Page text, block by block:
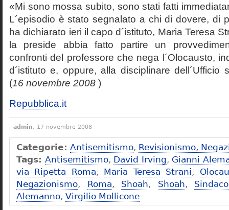
«Mi sono mossa subito, sono stati fatti
L´episodio è stato segnalato a chi di dovere, di
ha dichiarato ieri il capo d´istituto, Maria Teresa
la preside abbia fatto partire un
confronti del professore che nega l´Olocausto,
d´istituto e, oppure, alla disciplinare dell´Ufficio
(16 novembre 2008 )
Repubblica.it
admin, 17 novembre 2008
Categorie: Antisemitismo, Revisionismo,
Tags: Antisemitismo, David Irving, Gianni
via Ripetta Roma, Maria Teresa Strani,
Negazionismo, Roma, Shoah, Shoah,
Alemanno, Virgilio Mollicone